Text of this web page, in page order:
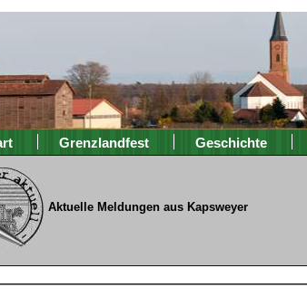
Grenzlandfest Geschichte
Aktuelle Meldungen aus Kapsweyer